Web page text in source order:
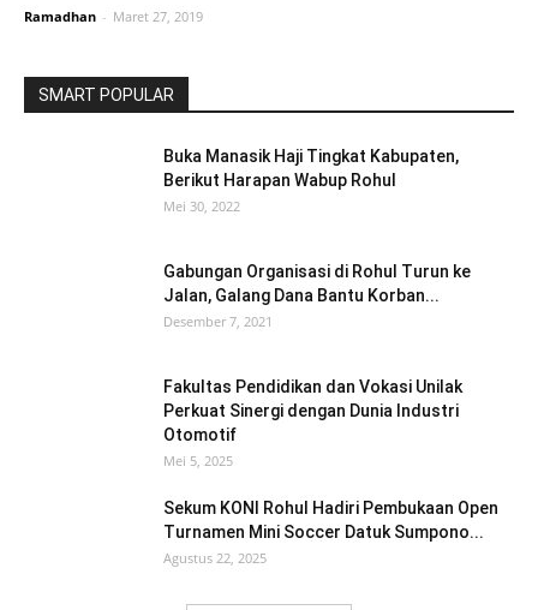
Ramadhan - Maret 27, 2019
SMART POPULAR
Buka Manasik Haji Tingkat Kabupaten,
Berikut Harapan Wabup Rohul
Mei 30, 2022
Gabungan Organisasi di Rohul Turun ke
Jalan, Galang Dana Bantu Korban...
Desember 7, 2021
Fakultas Pendidikan dan Vokasi Unilak
Perkuat Sinergi dengan Dunia Industri
Otomotif
Mei 5, 2025
Sekum KONI Rohul Hadiri Pembukaan Open
Turnamen Mini Soccer Datuk Sumpono...
Agustus 22, 2025